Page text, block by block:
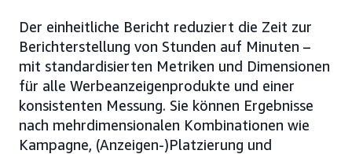
Der einheitliche Bericht reduziert die Zeit zur
Berichterstellung von Stunden auf Minuten –
mit standardisierten Metriken und Dimensionen
für alle Werbeanzeigenprodukte und einer
konsistenten Messung. Sie können Ergebnisse
nach mehrdimensionalen Kombinationen wie
Kampagne, (Anzeigen-)Platzierung und